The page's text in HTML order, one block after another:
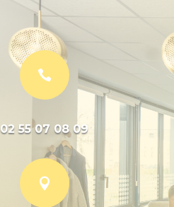

02 55 07 08 09
